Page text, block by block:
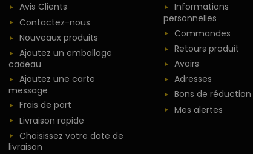
Avis Clients
Contactez-nous
Nouveaux produits
Ajoutez un emballage
cadeau
Ajoutez une carte
message
Frais de port
Livraison rapide
Choisissez votre date de
livraison
Informations
personnelles
Commandes
Retours produit
Avoirs
Adresses
Bons de réduction
Mes alertes